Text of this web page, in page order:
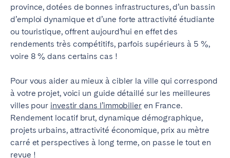
province, dotées de bonnes infrastructures, d’un bassin
d’emploi dynamique et d’une forte attractivité étudiante
ou touristique, offrent aujourd’hui en effet des
rendements très compétitifs, parfois supérieurs à 5 %,
voire 8 % dans certains cas !
Pour vous aider au mieux à cibler la ville qui correspond
à votre projet, voici un guide détaillé sur les meilleures
villes pour investir dans l’immobilieren France.
Rendement locatif brut, dynamique démographique,
projets urbains, attractivité économique, prix au mètre
carré et perspectives à long terme, on passe le tout en
revue !